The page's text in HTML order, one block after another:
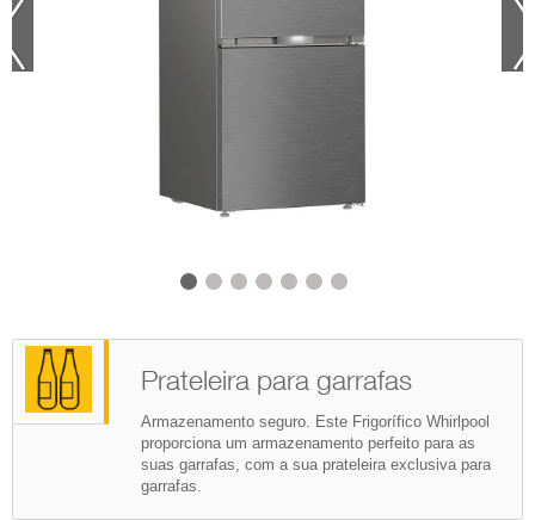
Prateleira para garrafas
Armazenamento seguro. Este Frigorífico Whirlpool
proporciona um armazenamento perfeito para as
suas garrafas, com a sua prateleira exclusiva para
garrafas.